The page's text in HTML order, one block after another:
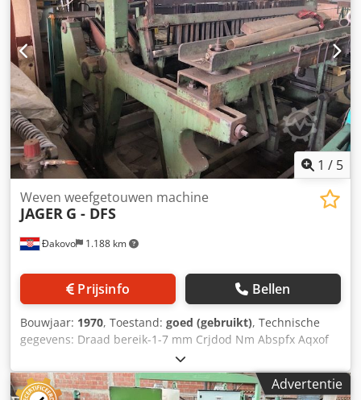
Locatie: In ons magazijn
1 / 5
Đakovo 1.188 km
Weven weefgetouwen machine
JAGER G - DFS
Prijsinfo Bellen
Bouwjaar: 1970, Toestand: goed (gebruikt), Technische
gegevens: Draad bereik-1-7 mm Crjdod Nm Abspfx Aqxof
Capaciteit-15-25 cross Wire/min. Maaswijdte-10-100 mm
Werkbreedte-Max. 2,200 mm Motorvermogen-4 kW
Advertentie